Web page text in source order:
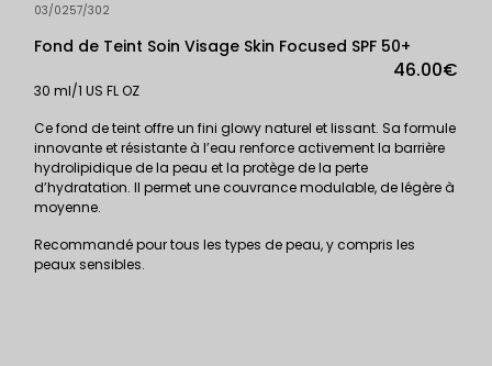
03/0257/302
Fond de Teint Soin Visage Skin Focused SPF 50+
46.00€
30 ml/1 US FL OZ
Ce fond de teint offre un fini glowy naturel et lissant. Sa formule
innovante et résistante à l’eau renforce activement la barrière
hydrolipidique de la peau et la protège de la perte
d’hydratation. Il permet une couvrance modulable, de légère à
moyenne.
Recommandé pour tous les types de peau, y compris les
peaux sensibles.